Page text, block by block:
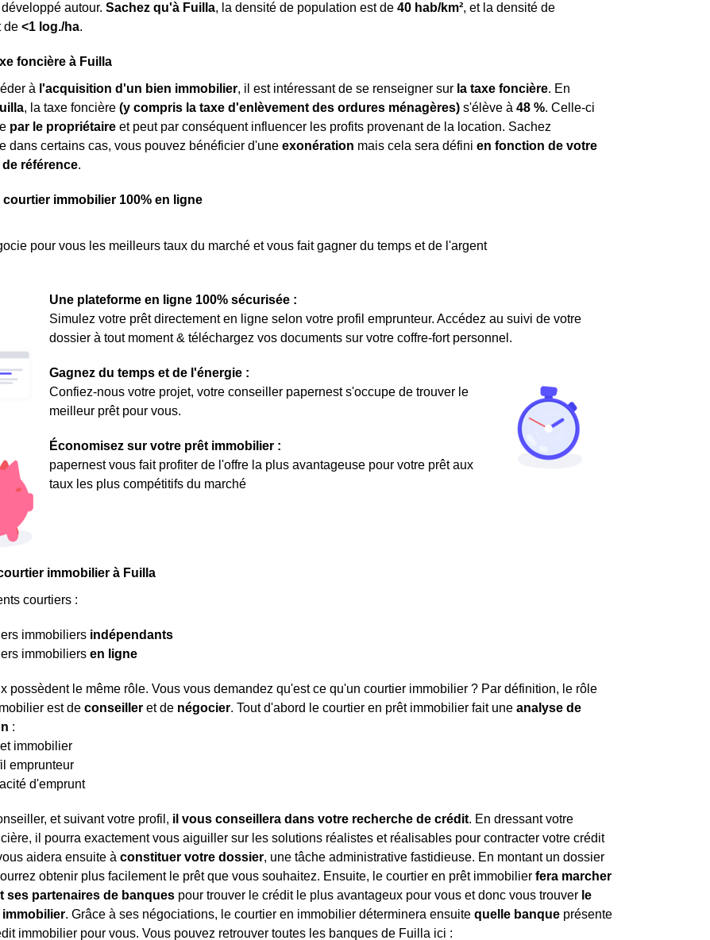
autour. Sachez qu'à Fuilla, la densité de population est de 40 hab/km², et la densité de
de <1 log./ha.
foncière à Fuilla
à l'acquisition d'un bien immobilier, il est intéressant de se renseigner sur la taxe foncière. En
, la taxe foncière (y compris la taxe d'enlèvement des ordures ménagères) s'élève à 48 %. Celle-ci
par le propriétaire et peut par conséquent influencer les profits provenant de la location. Sachez
dans certains cas, vous pouvez bénéficier d'une exonération mais cela sera défini en fonction de votre
référence.
courtier immobilier 100% en ligne
pour vous les meilleurs taux du marché et vous fait gagner du temps et de l'argent
Une plateforme en ligne 100% sécurisée :
Simulez votre prêt directement en ligne selon votre profil emprunteur. Accédez au suivi de votre
dossier à tout moment & téléchargez vos documents sur votre coffre-fort personnel.
Gagnez du temps et de l'énergie :
Confiez-nous votre projet, votre conseiller papernest s'occupe de trouver le
meilleur prêt pour vous.
Économisez sur votre prêt immobilier :
papernest vous fait profiter de l'offre la plus avantageuse pour votre prêt aux
taux les plus compétitifs du marché
immobilier à Fuilla
courtiers :
immobiliers indépendants
immobiliers en ligne
possèdent le même rôle. Vous vous demandez qu'est ce qu'un courtier immobilier ? Par définition, le rôle
est de conseiller et de négocier. Tout d'abord le courtier en prêt immobilier fait une analyse de
:
immobilier
emprunteur
d'emprunt
et suivant votre profil, il vous conseillera dans votre recherche de crédit. En dressant votre
il pourra exactement vous aiguiller sur les solutions réalistes et réalisables pour contracter votre crédit
aidera ensuite à constituer votre dossier, une tâche administrative fastidieuse. En montant un dossier
obtenir plus facilement le prêt que vous souhaitez. Ensuite, le courtier en prêt immobilier fera marcher
ses partenaires de banques pour trouver le crédit le plus avantageux pour vous et donc vous trouver le
immobilier. Grâce à ses négociations, le courtier en immobilier déterminera ensuite quelle banque présente
immobilier pour vous. Vous pouvez retrouver toutes les banques de Fuilla ici :